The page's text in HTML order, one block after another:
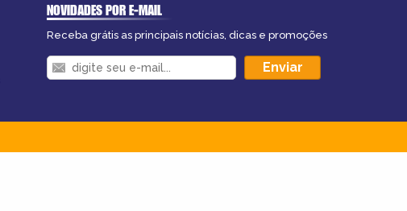
NOVIDADES POR E-MAIL
Receba grátis as principais notícias, dicas e promoções